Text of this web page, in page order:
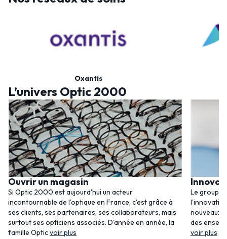
Oxantis
L’univers Optic 2000
Ouvrir un magasin
Si Optic 2000 est aujourd'hui un acteur
incontournable de l'optique en France, c'est grâce à
ses clients, ses partenaires, ses collaborateurs, mais
surtout ses opticiens associés. D'année en année, la
famille Opticvoir plus
Le
nouveaux
des
voir plus